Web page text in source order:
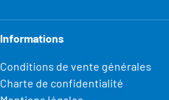
Informations
Conditions de vente générales
Charte de confidentialité